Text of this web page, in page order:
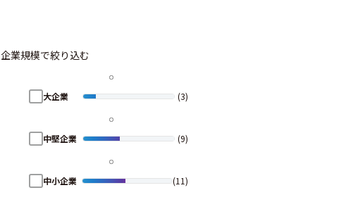
企業規模で絞り込む
大企業 (3)
中堅企業 (9)
中小企業 (11)